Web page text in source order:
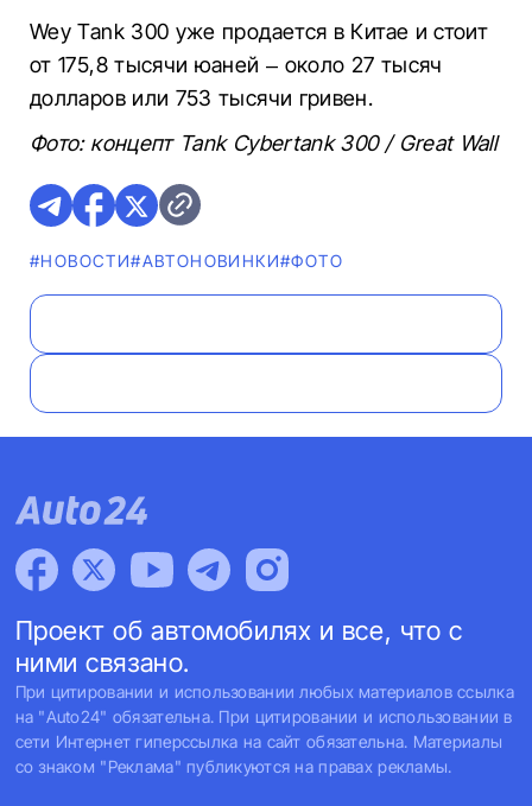
Wey Tank 300 уже продается в Китае и стоит
от 175,8 тысячи юаней – около 27 тысяч
долларов или 753 тысячи гривен.
Фото: концепт Tank Cybertank 300 / Great Wall
#НОВОСТИ#AВТОНОВИНКИ#ФОТО
Проект об автомобилях и все, что с
ними связано.
При цитировании и использовании любых материалов ссылка
на "Auto24" обязательна. При цитировании и использовании в
сети Интернет гиперссылка на сайт обязательна. Материалы
со знаком "Реклама" публикуются на правах рекламы.